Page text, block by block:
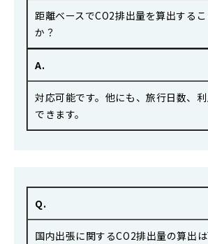
距離ベースでCO2排出量を算出する
か？
A.
対応可能です。他にも、旅行日数、
できます。
Q.
国内出張に関するCO2排出量の算出